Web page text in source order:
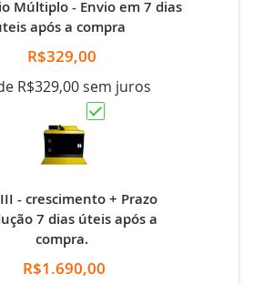
Múltiplo - Envio em 7 dias
após a compra
R$329,00
R$329,00 sem juros
III - crescimento + Prazo
7 dias úteis após a
compra.
R$1.690,00